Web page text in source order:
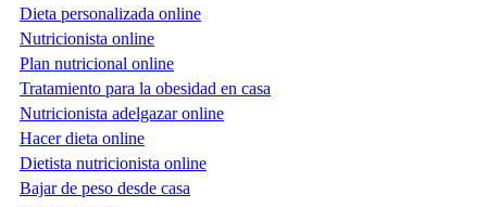
Dieta personalizada online
Nutricionista online
Plan nutricional online
Tratamiento para la obesidad en casa
Nutricionista adelgazar online
Hacer dieta online
Dietista nutricionista online
Bajar de peso desde casa